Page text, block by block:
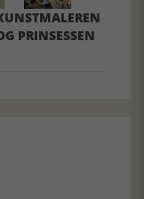
PRINSESSEN